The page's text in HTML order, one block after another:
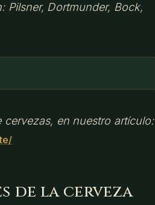
Pilsner, Dortmunder, Bock,
en nuestro artículo:
de la cerveza